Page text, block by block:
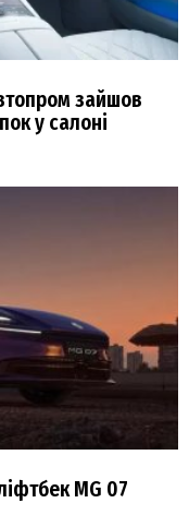
зайшов
у салоні
MG 07